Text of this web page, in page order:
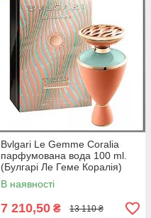
Bvlgari Le Gemme Coralia
парфумована вода 100 ml.
(Булгарі Ле Геме Коралія)
В наявності
7 210,50 ₴ 13 110 ₴